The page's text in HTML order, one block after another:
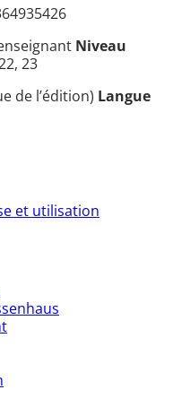
Niveau
23
de l’édition) Langue
et utilisation